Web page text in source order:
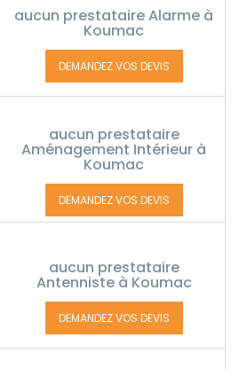
aucun prestataire Alarme à
Koumac
DEMANDEZ VOS DEVIS
aucun prestataire
Aménagement Intérieur à
Koumac
DEMANDEZ VOS DEVIS
aucun prestataire
Antenniste à Koumac
DEMANDEZ VOS DEVIS